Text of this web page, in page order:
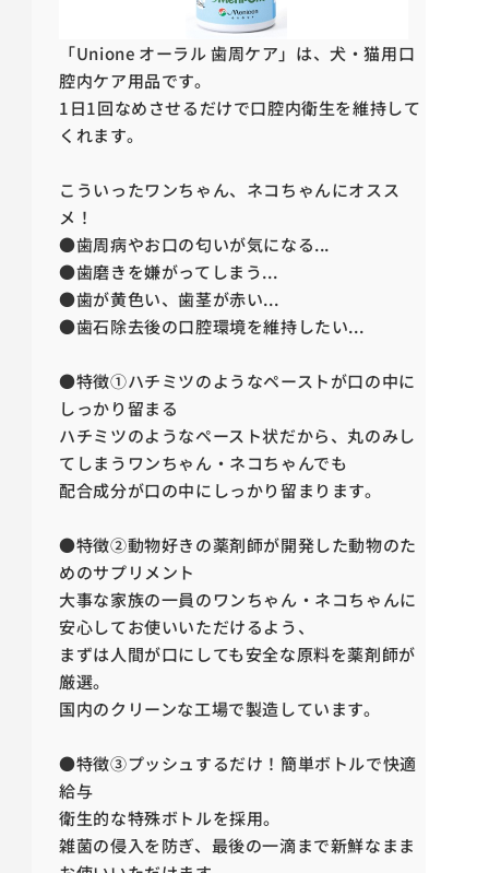
「Unione オーラル 歯周ケア」は、犬・猫用口
腔内ケア用品です。
1日1回なめさせるだけで口腔内衛生を維持して
くれます。
こういったワンちゃん、ネコちゃんにオスス
メ！
●歯周病やお口の匂いが気になる...
●歯磨きを嫌がってしまう...
●歯が黄色い、歯茎が赤い...
●歯石除去後の口腔環境を維持したい...
●特徴①ハチミツのようなペーストが口の中に
しっかり留まる
ハチミツのようなペースト状だから、丸のみし
てしまうワンちゃん・ネコちゃんでも
配合成分が口の中にしっかり留まります。
●特徴②動物好きの薬剤師が開発した動物のた
めのサプリメント
大事な家族の一員のワンちゃん・ネコちゃんに
安心してお使いいただけるよう、
まずは人間が口にしても安全な原料を薬剤師が
厳選。
国内のクリーンな工場で製造しています。
●特徴③プッシュするだけ！簡単ボトルで快適
給与
衛生的な特殊ボトルを採用。
雑菌の侵入を防ぎ、最後の一滴まで新鮮なまま